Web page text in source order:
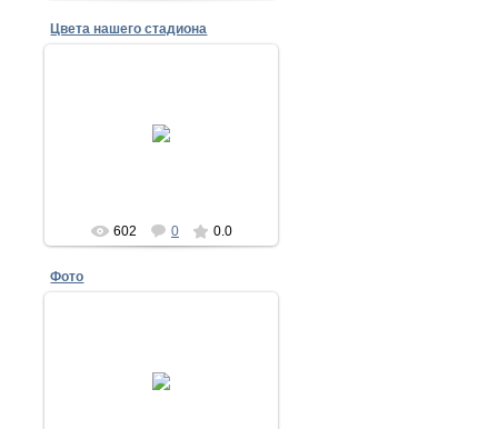
Цвета нашего стадиона
17 мая 2014
602 0 0.0
Фото
ДИНАМО Брянск 2013-2014